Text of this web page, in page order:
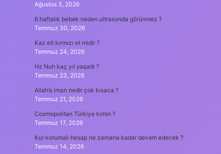
Ağustos 3, 2026
6 haftalık bebek neden ultrasonda görünmez ?
Temmuz 30, 2026
Kaz eti kırmızı et midir ?
Temmuz 24, 2026
Hz Nuh kaç yıl yaşadı ?
Temmuz 23, 2026
Allah’a iman nedir çok kısaca ?
Temmuz 21, 2026
Cosmopolitan Türkiye kimin ?
Temmuz 17, 2026
Kur korumalı hesap ne zamana kadar devam edecek ?
Temmuz 14, 2026